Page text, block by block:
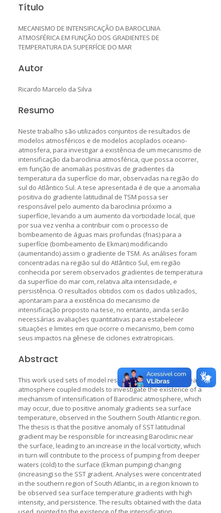
Título
MECANISMO DE INTENSIFICAÇÃO DA BAROCLINIA
ATMOSFÉRICA EM FUNÇÃO DOS GRADIENTES DE
TEMPERATURA DA SUPERFÍCIE DO MAR
Autor
Ricardo Marcelo da Silva
Resumo
Neste trabalho são utilizados conjuntos de resultados de
modelos atmosféricos e de modelos acoplados oceano-
atmosfera, para investigar a existência de um mecanismo de
intensificação da baroclinia atmosférica, que possa ocorrer,
em função de anomalias positivas de gradientes da
temperatura da superfície do mar, observadas na região do
sul do Atlântico Sul. A tese apresentada é de que a anomalia
positiva do gradiente latitudinal de TSM possa ser
responsável pelo aumento da baroclinia próximo a
superfície, levando a um aumento da vorticidade local, que
por sua vez venha a contribuir com o processo de
bombeamento de águas mais profundas (frias) para a
superfície (bombeamento de Ekman) modificando
(aumentando) assim o gradiente de TSM. As análises foram
concentradas na região sul do Atlântico Sul, em região
conhecida por serem observados gradientes de temperatura
da superfície do mar com, relativa alta intensidade, e
persistência. O resultados obtidos com os dados utilizados,
apontaram para a existência do mecanismo de
intensificação proposto na tese, no entanto, ainda serão
necessárias avaliações quantitativas para estabelecer
situações e limites em que ocorre o mecanismo, bem como
seus impactos na gênese de ciclones extratropicais.
Abstract
This work used sets of model results atmospheric and ocean-
atmosphere coupled models to investigate the existence of a
mechanism of intensification of Baroclinic atmosphere, which
may occur, due to positive anomaly gradients sea surface
temperature, observed in the Southern South Atlantic region.
The thesis is that the positive anomaly of SST latitudinal
gradient may be responsible for increasing Baroclinic near
the surface, leading to an increase in the local vorticity, which
in turn will contribute to the process of pumping from deeper
waters (cold) to the surface (Ekman pumping) changing
(increasing) so the SST gradient. Analyses were concentrated
in the southern region of South Atlantic, in a region known to
be observed sea surface temperature gradients with high
intensity, and persistence. The results obtained with the data